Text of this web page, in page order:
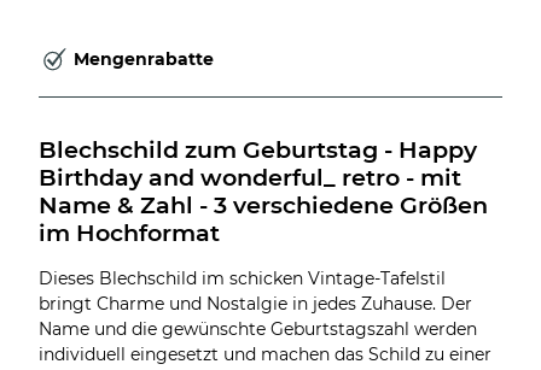
Mengenrabatte
Blechschild zum Geburtstag - Happy
Birthday and wonderful_ retro - mit
Name & Zahl - 3 verschiedene Größen
im Hochformat
Dieses Blechschild im schicken Vintage-Tafelstil
bringt Charme und Nostalgie in jedes Zuhause. Der
Name und die gewünschte Geburtstagszahl werden
individuell eingesetzt und machen das Schild zu einer